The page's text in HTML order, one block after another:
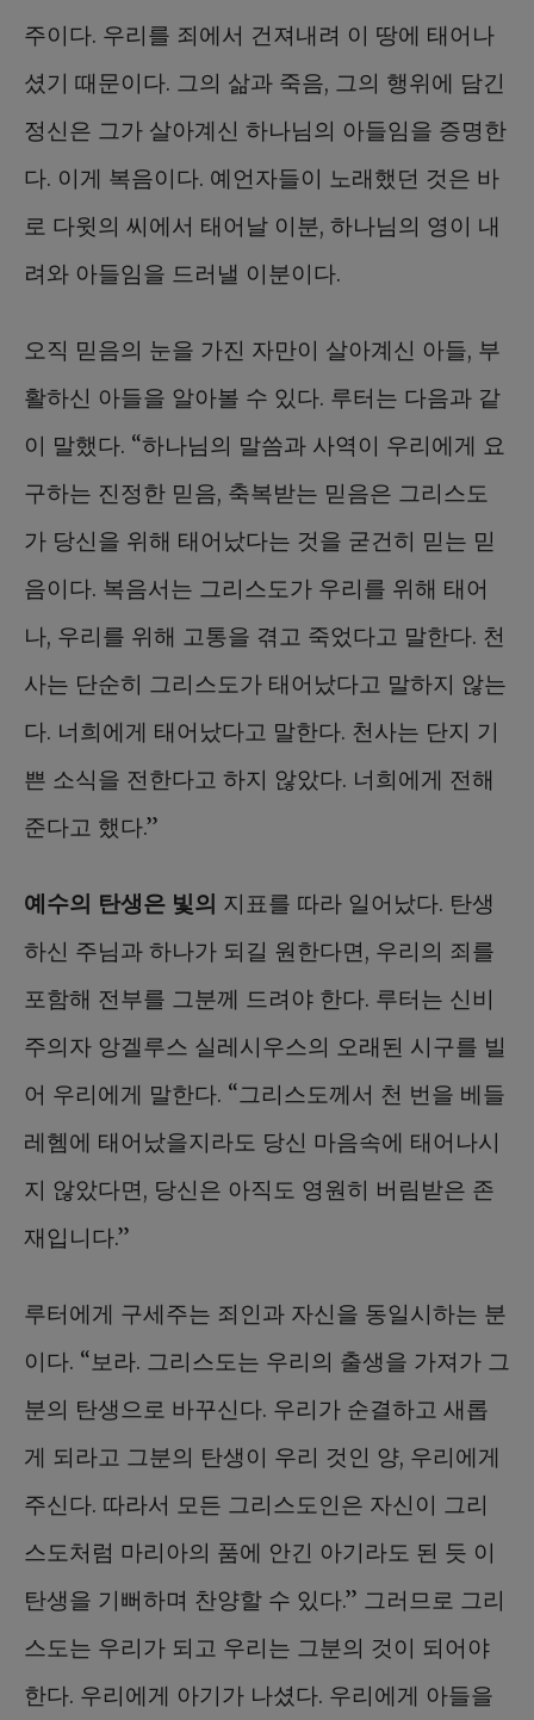
주이다. 우리를 죄에서 건져내려 이 땅에 태어나
셨기 때문이다. 그의 삶과 죽음, 그의 행위에 담긴
정신은 그가 살아계신 하나님의 아들임을 증명한
다. 이게 복음이다. 예언자들이 노래했던 것은 바
로 다윗의 씨에서 태어날 이분, 하나님의 영이 내
려와 아들임을 드러낼 이분이다.
오직 믿음의 눈을 가진 자만이 살아계신 아들, 부
활하신 아들을 알아볼 수 있다. 루터는 다음과 같
이 말했다. “하나님의 말씀과 사역이 우리에게 요
구하는 진정한 믿음, 축복받는 믿음은 그리스도
가 당신을 위해 태어났다는 것을 굳건히 믿는 믿
음이다. 복음서는 그리스도가 우리를 위해 태어
나, 우리를 위해 고통을 겪고 죽었다고 말한다. 천
사는 단순히 그리스도가 태어났다고 말하지 않는
다. 너희에게 태어났다고 말한다. 천사는 단지 기
쁜 소식을 전한다고 하지 않았다. 너희에게 전해
준다고 했다.”
예수의 탄생은 빛의 지표를 따라 일어났다. 탄생
하신 주님과 하나가 되길 원한다면, 우리의 죄를
포함해 전부를 그분께 드려야 한다. 루터는 신비
주의자 앙겔루스 실레시우스의 오래된 시구를 빌
어 우리에게 말한다. “그리스도께서 천 번을 베들
레헴에 태어났을지라도 당신 마음속에 태어나시
지 않았다면, 당신은 아직도 영원히 버림받은 존
재입니다.”
루터에게 구세주는 죄인과 자신을 동일시하는 분
이다. “보라. 그리스도는 우리의 출생을 가져가 그
분의 탄생으로 바꾸신다. 우리가 순결하고 새롭
게 되라고 그분의 탄생이 우리 것인 양, 우리에게
주신다. 따라서 모든 그리스도인은 자신이 그리
스도처럼 마리아의 품에 안긴 아기라도 된 듯 이
탄생을 기뻐하며 찬양할 수 있다.” 그러므로 그리
스도는 우리가 되고 우리는 그분의 것이 되어야
한다. 우리에게 아기가 나셨다. 우리에게 아들을